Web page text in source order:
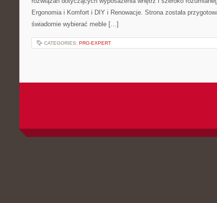
Ergonomia i Komfort i DIY i Renowacje. Strona została
świadomie wybierać meble […]
CATEGORIES: PRO-EXPERT